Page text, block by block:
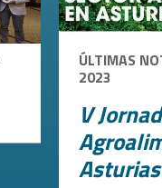
ÚLTIMAS
2023
V
Asturias